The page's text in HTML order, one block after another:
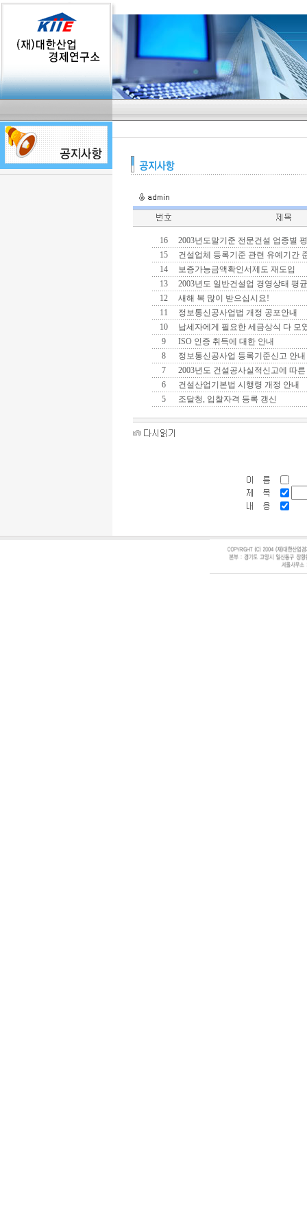
16
2003년도말기준 전문건설 업종별
15
건설업체 등록기준 관련 유예기간
14
보증가능금액확인서제도 재도입
13
2003년도 일반건설업 경영상태 평
12
새해 복 많이 받으십시요!
11
정보통신공사업법 개정 공포안내
10
납세자에게 필요한 세금상식 다 모
9
ISO 인증 취득에 대한 안내
8
정보통신공사업 등록기준신고 안내
7
2003년도 건설공사실적신고에 따
6
건설산업기본법 시행령 개정 안내
5
조달청, 입찰자격 등록 갱신